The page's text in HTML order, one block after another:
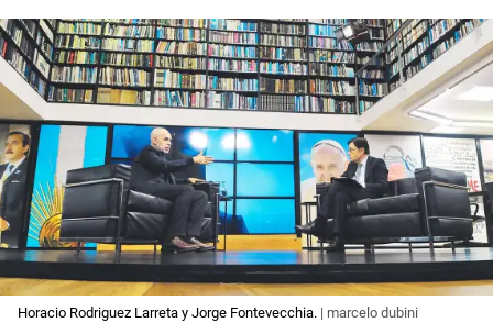
Horacio Rodriguez Larreta y Jorge Fontevecchia. | marcelo dubini